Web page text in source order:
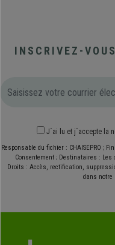
INSCRIVEZ-
J´ai lu et j´accepte la
Responsable du fichier : CHAISEPRO ;
Consentement ; Destinataires :
Droits : Accès, rectification,
dans notre